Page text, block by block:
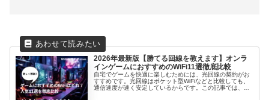
2026年最新版【勝てる回線を教えます】オンラ
インゲームにおすすめのWiFi11選徹底比較
自宅でゲームを快適に楽しむためには、光回線の契約がお
すすめです。光回線はポケット型WiFiなどと比較しても、
通信速度が速く安定しているからです。この記事では、ゲ